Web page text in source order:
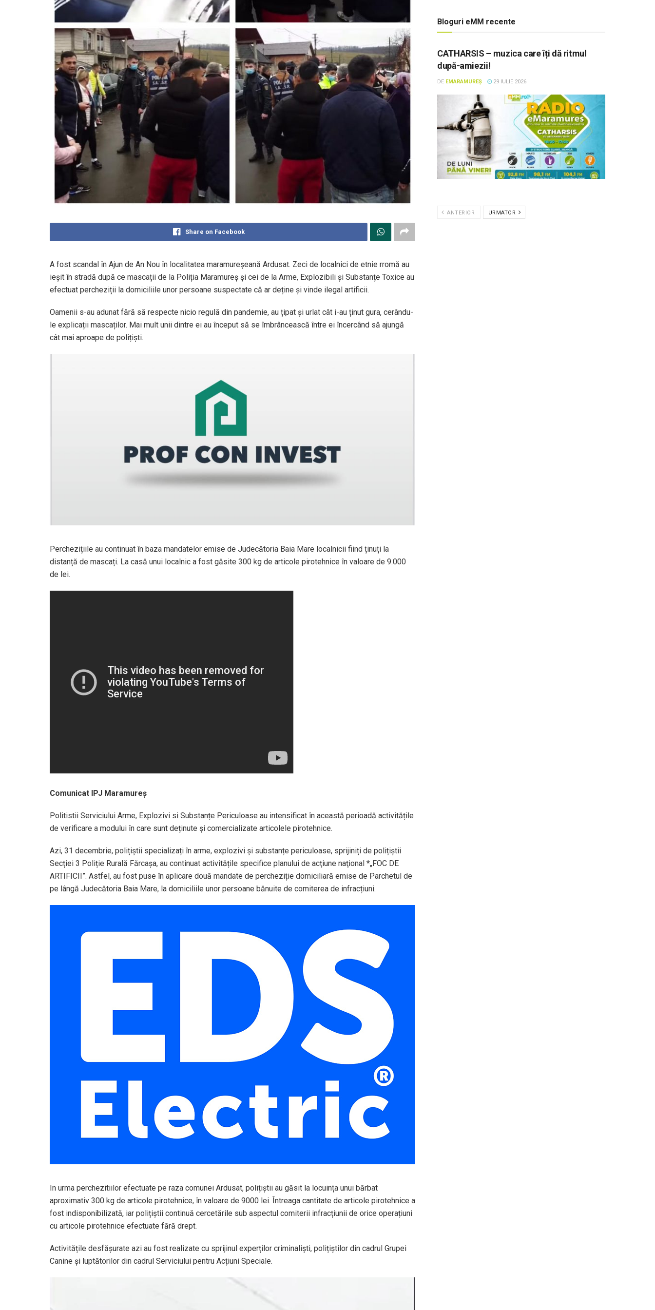
Share on Facebook
A fost scandal în Ajun de An Nou în localitatea maramureșeană Ardusat. Zeci de localnici de etnie rromă au
ieșit în stradă după ce mascații de la Poliția Maramureș și cei de la Arme, Explozibili și Substanțe Toxice au
efectuat percheziții la domiciliile unor persoane suspectate că ar deține și vinde ilegal artificii.
Oamenii s-au adunat fără să respecte nicio regulă din pandemie, au țipat și urlat cât i-au ținut gura, cerându-
le explicații mascaților. Mai mult unii dintre ei au început să se îmbrâncească între ei încercând să ajungă
cât mai aproape de polițiști.
Perchezițiile au continuat în baza mandatelor emise de Judecătoria Baia Mare localnicii fiind ținuți la
distanță de mascați. La casă unui localnic a fost găsite 300 kg de articole pirotehnice în valoare de 9.000
de lei.
Comunicat IPJ Maramureș
Politistii Serviciului Arme, Explozivi si Substanțe Periculoase au intensificat în această perioadă activitățile
de verificare a modului în care sunt deținute și comercializate articolele pirotehnice.
Azi, 31 decembrie, polițiștii specializați în arme, explozivi și substanțe periculoase, sprijiniți de polițiștii
Secției 3 Poliție Rurală Fărcașa, au continuat activitățile specifice planului de acţiune naţional *„FOC DE
ARTIFICII”. Astfel, au fost puse în aplicare două mandate de percheziție domiciliară emise de Parchetul de
pe lângă Judecătoria Baia Mare, la domiciliile unor persoane bănuite de comiterea de infracțiuni.
In urma perchezitiilor efectuate pe raza comunei Ardusat, polițiștii au găsit la locuința unui bărbat
aproximativ 300 kg de articole pirotehnice, în valoare de 9000 lei. Întreaga cantitate de articole pirotehnice a
fost indisponibilizată, iar polițiștii continuă cercetările sub aspectul comiterii infracțiunii de orice operațiuni
cu articole pirotehnice efectuate fără drept.
Activitățile desfășurate azi au fost realizate cu sprijinul experților criminaliști, polițiștilor din cadrul Grupei
Canine și luptătorilor din cadrul Serviciului pentru Acțiuni Speciale.
Bloguri eMM recente
CATHARSIS – muzica care îți dă ritmul
după-amiezii!
DE EMARAMUREȘ 29 IULIE 2026
ANTERIOR URMATOR